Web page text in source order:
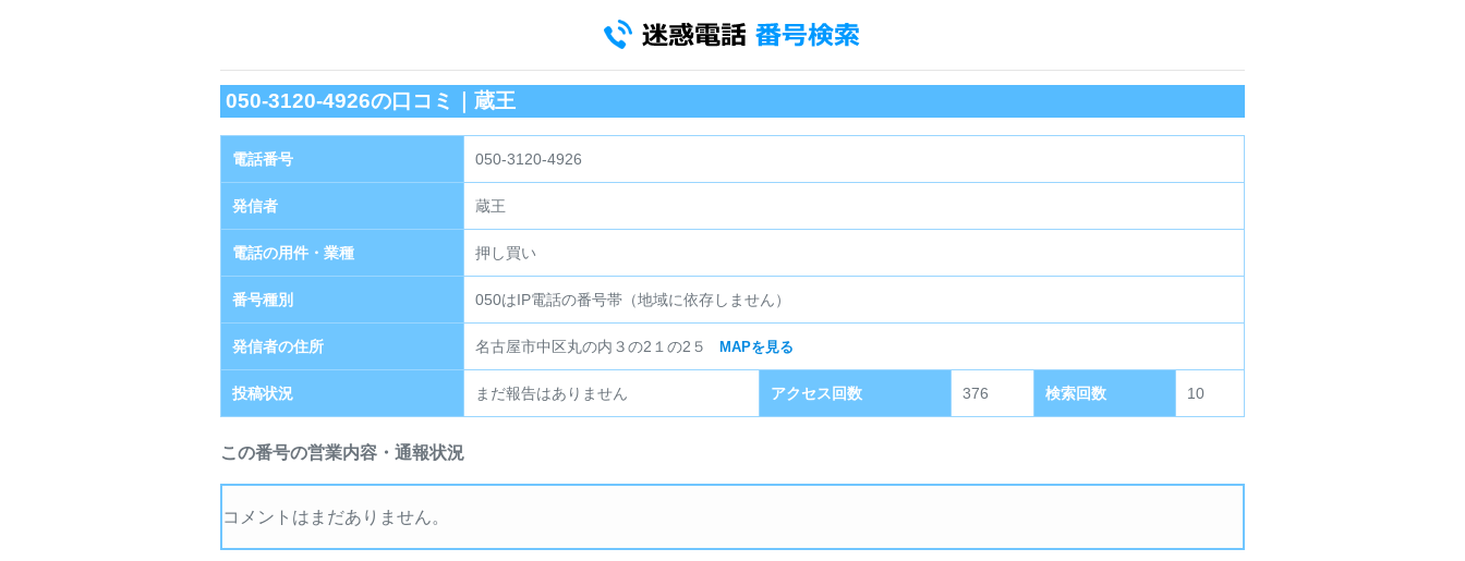
050-3120-4926の口コミ｜蔵王
電話番号 050-3120-4926
発信者 蔵王
電話の用件・業種 押し買い
番号種別 050はIP電話の番号帯（地域に依存しません）
発信者の住所 名古屋市中区丸の内３の2１の2５ MAPを見る
投稿状況 まだ報告はありません アクセス回数 376 検索回数 10
この番号の営業内容・通報状況
コメントはまだありません。